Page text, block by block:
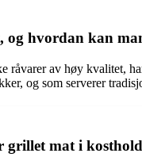
hvordan kan
råvarer av høy
og som serverer
mat i